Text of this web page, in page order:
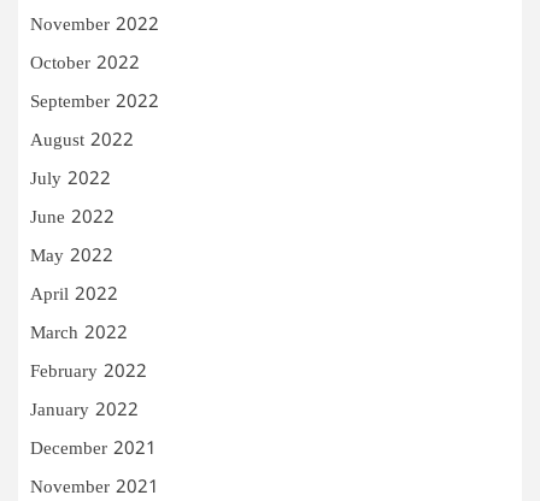
November 2022
October 2022
September 2022
August 2022
July 2022
June 2022
May 2022
April 2022
March 2022
February 2022
January 2022
December 2021
November 2021